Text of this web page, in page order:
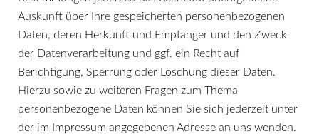
Auskunft über Ihre gespeicherten personenbezogenen
Daten, deren Herkunft und Empfänger und den Zweck
der Datenverarbeitung und ggf. ein Recht auf
Berichtigung, Sperrung oder Löschung dieser Daten.
Hierzu sowie zu weiteren Fragen zum Thema
personenbezogene Daten können Sie sich jederzeit unter
der im Impressum angegebenen Adresse an uns wenden.